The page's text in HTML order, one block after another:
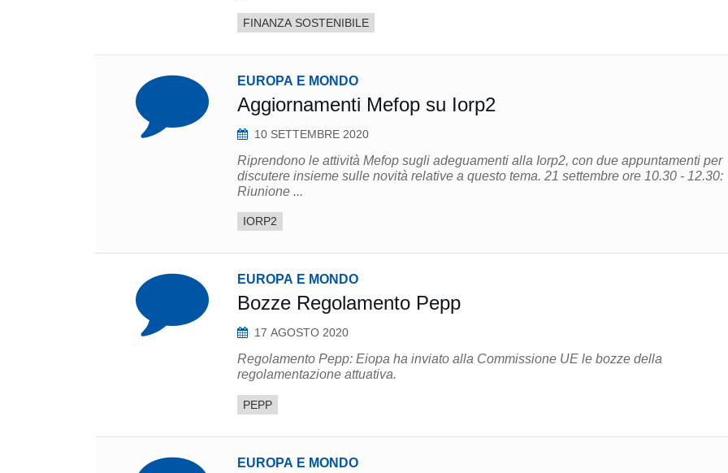
FINANZA SOSTENIBILE
EUROPA E MONDO
Aggiornamenti Mefop su Iorp2
10 SETTEMBRE 2020
Riprendono le attività Mefop sugli adeguamenti alla Iorp2, con due appuntamenti per
discutere insieme sulle novità relative a questo tema. 21 settembre ore 10.30 - 12.30:
Riunione ...
IORP2
EUROPA E MONDO
Bozze Regolamento Pepp
17 AGOSTO 2020
Regolamento Pepp: Eiopa ha inviato alla Commissione UE le bozze della
regolamentazione attuativa.
PEPP
EUROPA E MONDO